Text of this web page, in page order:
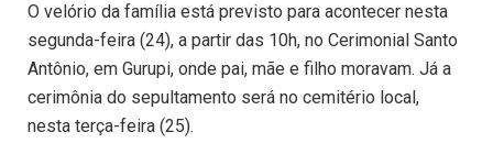
O velório da família está previsto para acontecer nesta
segunda-feira (24), a partir das 10h, no Cerimonial Santo
Antônio, em Gurupi, onde pai, mãe e filho moravam. Já a
cerimônia do sepultamento será no cemitério local,
nesta terça-feira (25).